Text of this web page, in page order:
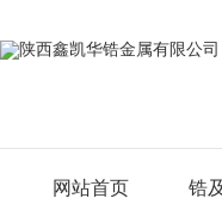
网站首页 锆